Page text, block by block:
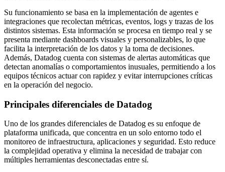
Su funcionamiento se basa en la implementación de agentes e
integraciones que recolectan métricas, eventos, logs y trazas de los
distintos sistemas. Esta información se procesa en tiempo real y se
presenta mediante dashboards visuales y personalizables, lo que
facilita la interpretación de los datos y la toma de decisiones.
Además, Datadog cuenta con sistemas de alertas automáticas que
detectan anomalías o comportamientos inusuales, permitiendo a los
equipos técnicos actuar con rapidez y evitar interrupciones críticas
en la operación del negocio.
Principales diferenciales de Datadog
Uno de los grandes diferenciales de Datadog es su enfoque de
plataforma unificada, que concentra en un solo entorno todo el
monitoreo de infraestructura, aplicaciones y seguridad. Esto reduce
la complejidad operativa y elimina la necesidad de trabajar con
múltiples herramientas desconectadas entre sí.